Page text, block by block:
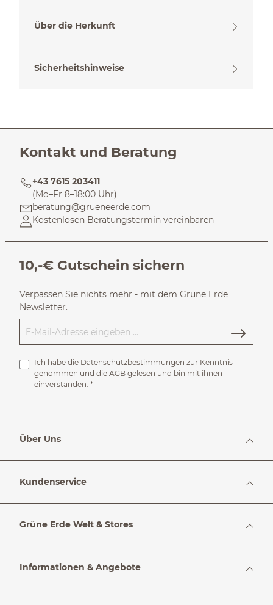
Über die Herkunft
Sicherheitshinweise
Kontakt und Beratung
+43 7615 203411
(Mo–Fr 8–18:00 Uhr)
beratung@grueneerde.com
Kostenlosen Beratungstermin vereinbaren
10,-€ Gutschein sichern
Verpassen Sie nichts mehr - mit dem Grüne Erde
Newsletter.
Ich habe die Datenschutzbestimmungen zur Kenntnis
genommen und die AGB gelesen und bin mit ihnen
einverstanden. *
Über Uns
Kundenservice
Grüne Erde Welt & Stores
Informationen & Angebote